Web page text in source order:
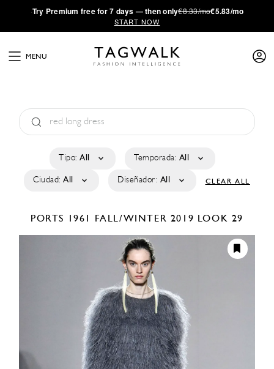
·Try Premium free for 7 days — then only€8.33/mo€5.83/mo
START NOW
MENU
Tipo: All Temporada: All
Ciudad: All Diseñador: All CLEAR ALL
PORTS 1961 FALL/WINTER 2019 LOOK 29